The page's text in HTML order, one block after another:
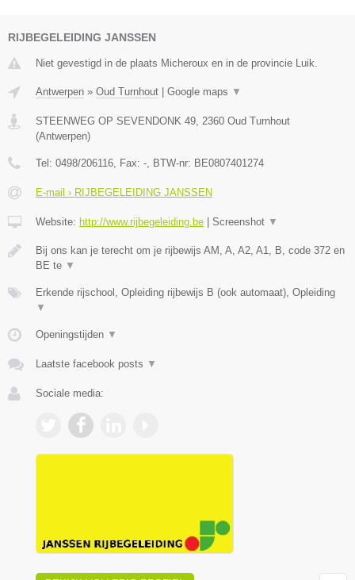
RIJBEGELEIDING JANSSEN
Niet gevestigd in de plaats Micheroux en in de provincie Luik.
Antwerpen » Oud Turnhout Google maps ▼
STEENWEG OP SEVENDONK 49, 2360 Oud Turnhout
(Antwerpen)
Tel: 0498/206116, Fax: -, BTW-nr: BE0807401274
E-mail › RIJBEGELEIDING JANSSEN
Website: http://www.rijbegeleiding.be Screenshot ▼
Bij ons kan je terecht om je rijbewijs AM, A, A2, A1, B, code 372 en
BE te ▼
Erkende rijschool, Opleiding rijbewijs B (ook automaat), Opleiding
▼
Openingstijden ▼
Laatste facebook posts ▼
Sociale media: